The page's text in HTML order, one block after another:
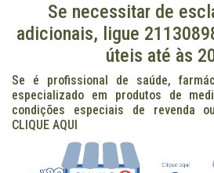
Se necessitar de
adicionais, ligue
úteis até às
Se é profissional de saúde,
especializado em produtos de
condições especiais de revenda
CLIQUE AQUI